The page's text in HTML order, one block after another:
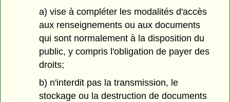
a) vise à compléter les modalités d'accès
aux renseignements ou aux documents
qui sont normalement à la disposition du
public, y compris l'obligation de payer des
droits;
b) n'interdit pas la transmission, le
stockage ou la destruction de documents